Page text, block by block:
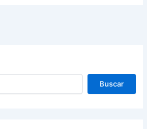
Buscar